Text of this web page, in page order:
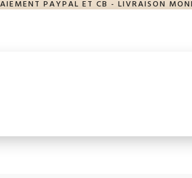
PAYPAL ET CB - LIVRAISON